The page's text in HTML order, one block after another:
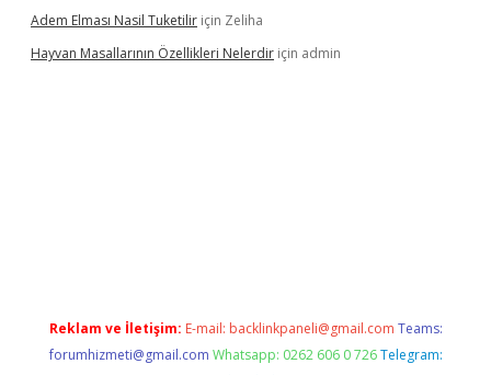
Adem Elması Nasil Tuketilir için Zeliha
Hayvan Masallarının Özellikleri Nelerdir için admin
Reklam ve İletişim: E-mail: backlinkpaneli@gmail.com Teams:
forumhizmeti@gmail.com Whatsapp: 0262 606 0 726 Telegram: